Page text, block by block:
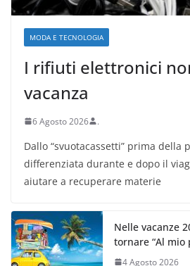
MODA E TECNOLOGIA
I rifiuti elettronici
vacanza
6 Agosto 2026 .
Dallo “svuotacassetti” prima della
differenziata durante e dopo il
aiutare a recuperare materie
Nelle vacanze
tornare “Al mio
4 Agosto 2026